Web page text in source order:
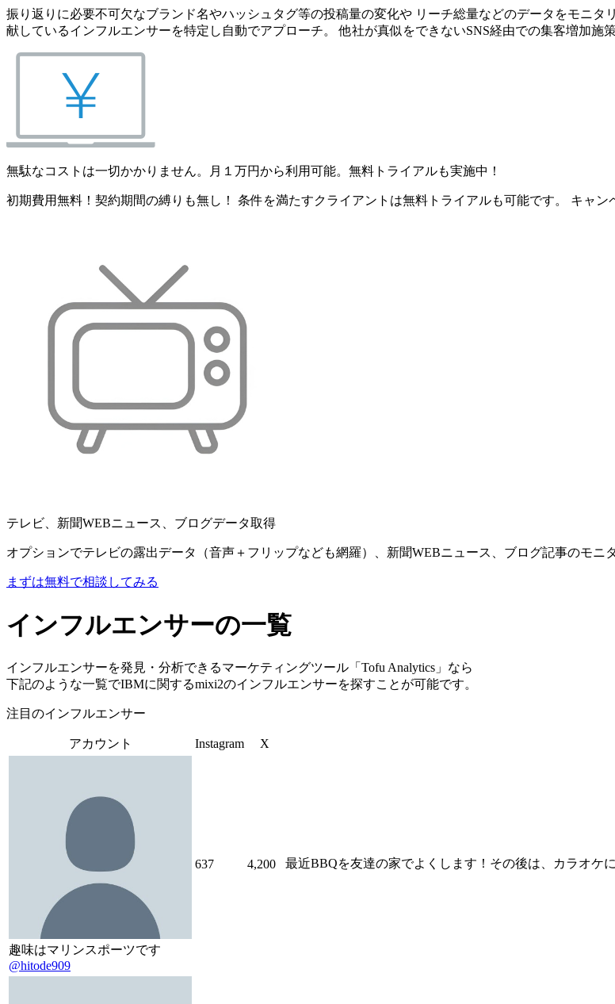
振り返りに必要不可欠なブランド名やハッシュタグ等の投稿量の変化や リーチ総量などのデータをモニ
献しているインフルエンサーを特定し自動でアプローチ。 他社が真似をできないSNS経由での集客増加施
無駄なコストは一切かかりません。月１万円から利用可能。無料トライアルも実施中！
初期費用無料！契約期間の縛りも無し！ 条件を満たすクライアントは無料トライアルも可能です。 キャン
テレビ、新聞WEBニュース、ブログデータ取得
オプションでテレビの露出データ（音声＋フリップなども網羅）、新聞WEBニュース、ブログ記事のモニ
まずは無料で相談してみる
インフルエンサーの一覧
インフルエンサーを発見・分析できるマーケティングツール「Tofu Analytics」なら
下記のような一覧でIBMに関するmixi2のインフルエンサーを探すことが可能です。
注目のインフルエンサー
アカウント Instagram X
趣味はマリンスポーツです
@hitode909
637 4,200 最近BBQを友達の家でよくします！その後は、カラオケ